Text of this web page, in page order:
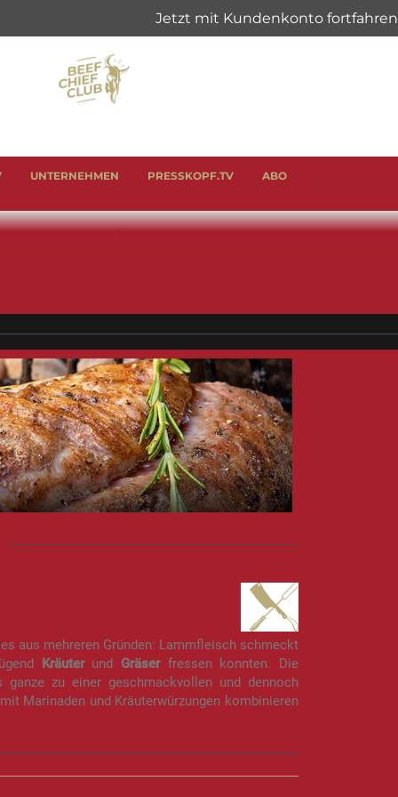
UNTERNEHMEN PRESSKOPF.TV ABO
aus mehreren Gründen: Lammfleisch schmeckt
Kräuterund Gräserfressen konnten. Die
zu einer geschmackvollen und dennoch
Marinaden und Kräuterwürzungen kombinieren